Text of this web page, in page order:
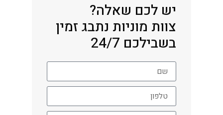
יש לכם שאלה?
צוות מוניות נתבג זמין
בשבילכם 24/7